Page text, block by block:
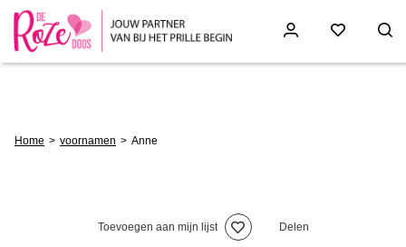
Home voornamen Anne
Toevoegen aan mijn lijst Delen